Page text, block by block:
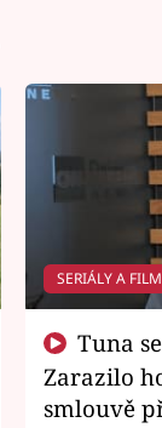
SERIÁLY A
Zarazilo
smlouvě